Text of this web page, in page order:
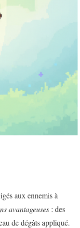
aux ennemis à
avantageuses : des
de dégâts appliqué.